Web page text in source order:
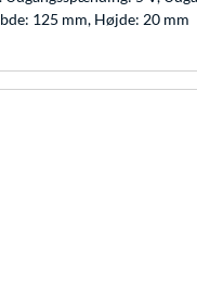
125 mm, Højde: 20 mm